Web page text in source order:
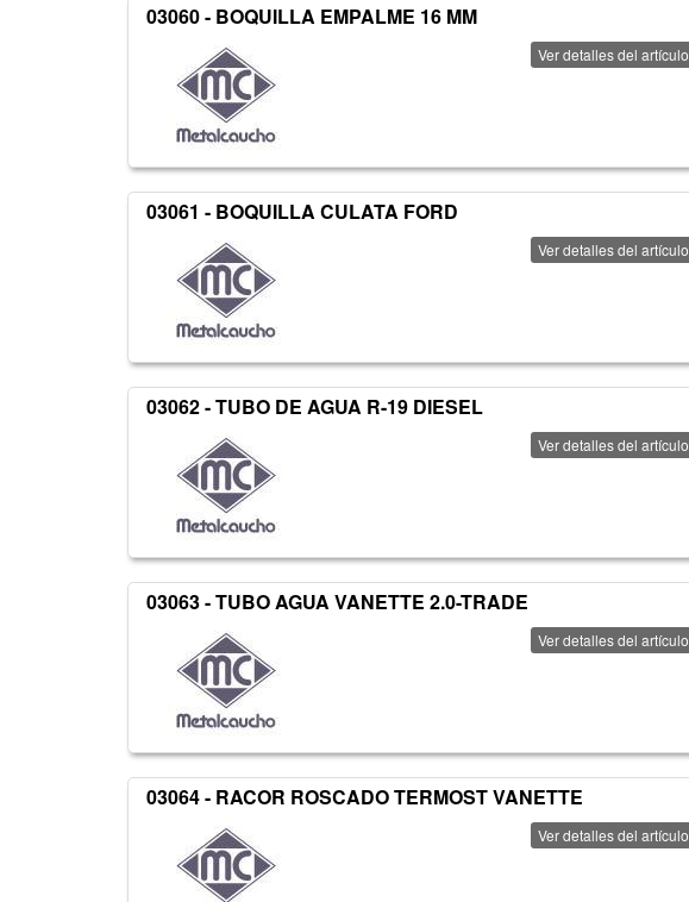
03060 - BOQUILLA EMPALME 16 MM
Ver detalles del artículo
03061 - BOQUILLA CULATA FORD
Ver detalles del artículo
03062 - TUBO DE AGUA R-19 DIESEL
Ver detalles del artículo
03063 - TUBO AGUA VANETTE 2.0-TRADE
Ver detalles del artículo
03064 - RACOR ROSCADO TERMOST VANETTE
Ver detalles del artículo